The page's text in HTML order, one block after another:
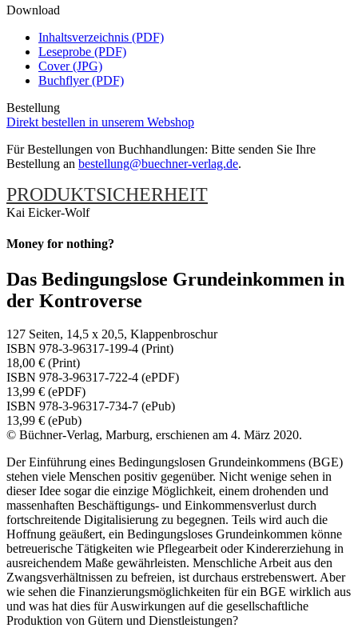
Download
Inhaltsverzeichnis (PDF)
Leseprobe (PDF)
Cover (JPG)
Buchflyer (PDF)
Bestellung
Direkt bestellen in unserem Webshop
Für Bestellungen von Buchhandlungen: Bitte senden Sie Ihre
Bestellung an bestellung@buechner-verlag.de.
PRODUKTSICHERHEIT
Kai Eicker-Wolf
Money for nothing?
Das Bedingungslose Grundeinkommen in
der Kontroverse
127 Seiten, 14,5 x 20,5, Klappenbroschur
ISBN 978-3-96317-199-4 (Print)
18,00 € (Print)
ISBN 978-3-96317-722-4 (ePDF)
13,99 € (ePDF)
ISBN 978-3-96317-734-7 (ePub)
13,99 € (ePub)
© Büchner-Verlag, Marburg, erschienen am 4. März 2020.
Der Einführung eines Bedingungslosen Grundeinkommens (BGE)
stehen viele Menschen positiv gegenüber. Nicht wenige sehen in
dieser Idee sogar die einzige Möglichkeit, einem drohenden und
massenhaften Beschäftigungs- und Einkommensverlust durch
fortschreitende Digitalisierung zu begegnen. Teils wird auch die
Hoffnung geäußert, ein Bedingungsloses Grundeinkommen könne
betreuerische Tätigkeiten wie Pflegearbeit oder Kindererziehung in
ausreichendem Maße gewährleisten. Menschliche Arbeit aus den
Zwangsverhältnissen zu befreien, ist durchaus erstrebenswert. Aber
wie sehen die Finanzierungsmöglichkeiten für ein BGE wirklich aus
und was hat dies für Auswirkungen auf die gesellschaftliche
Produktion von Gütern und Dienstleistungen?